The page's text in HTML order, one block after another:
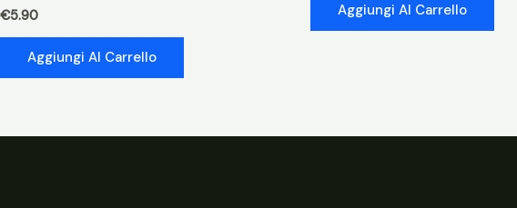
€5.90
Aggiungi Al Carrello
Aggiungi Al Carrello